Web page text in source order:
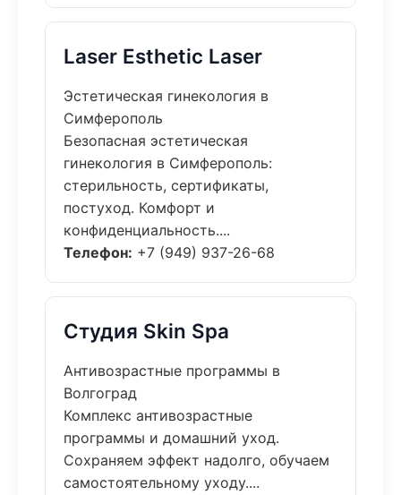
Laser Esthetic Laser
Эстетическая гинекология в
Симферополь
Безопасная эстетическая
гинекология в Симферополь:
стерильность, сертификаты,
постуход. Комфорт и
конфиденциальность....
Телефон: +7 (949) 937-26-68
Студия Skin Spa
Антивозрастные программы в
Волгоград
Комплекс антивозрастные
программы и домашний уход.
Сохраняем эффект надолго, обучаем
самостоятельному уходу....